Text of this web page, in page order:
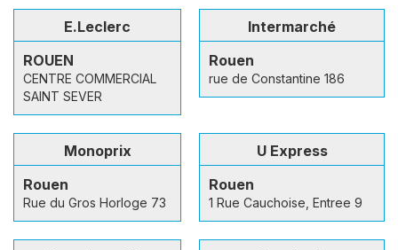
E.Leclerc
ROUEN
CENTRE COMMERCIAL
SAINT SEVER
Intermarché
Rouen
rue de Constantine 186
Monoprix
Rouen
Rue du Gros Horloge 73
U Express
Rouen
1 Rue Cauchoise, Entree 9